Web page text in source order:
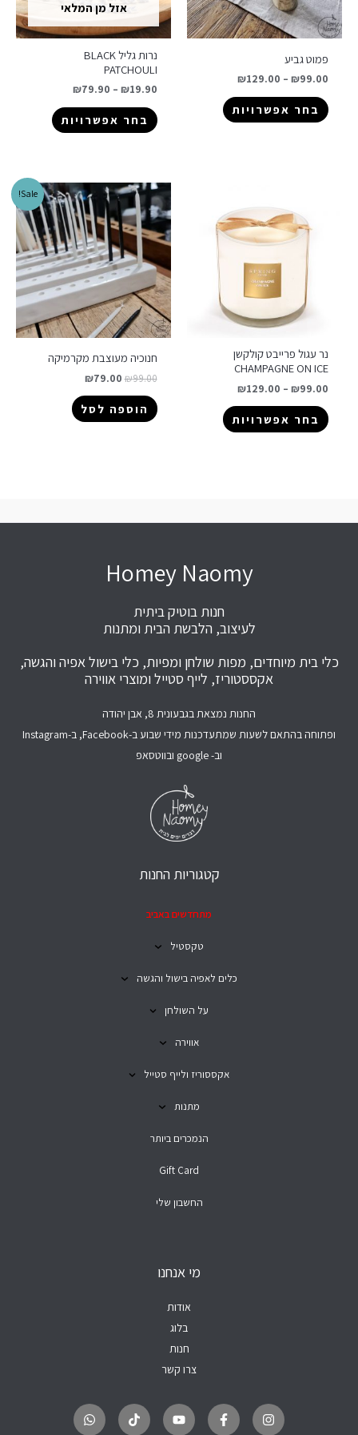
פמוט גביע
₪99.00
–
₪129.00
בחר אפשרויות
אזל מן המלאי
נרות גליל BLACK
PATCHOULI
₪19.90
–
₪79.90
בחר אפשרויות
נר עגול פרייבט קולקשן
CHAMPAGNE ON ICE
₪99.00
–
₪129.00
בחר אפשרויות
Sale!
חנוכיה מעוצבת מקרמיקה
₪99.00
₪79.00
הוספה לסל
Homey Naomy
חנות בוטיק ביתית
לעיצוב, הלבשת הבית ומתנות
כלי בית מיוחדים, מפות שולחן ומפיות, כלי בישול אפיה והגשה,
אקססטוריז, לייף סטייל ומוצרי אווירה
החנות נמצאת בגבעונית 8, אבן יהודה
ופתוחה בהתאם לשעות שמתעדכנות מידי שבוע ב-Facebook, ב-Instagram
וב- google ובווטסאפ
קטגוריות החנות
מתחדשים באביב
טקסטיל
כלים לאפיה בישול והגשה
על השולחן
אווירה
אקססוריז ולייף סטייל
מתנות
הנמכרים ביותר
Gift Card
החשבון שלי
מי אנחנו
אודות
בלוג
חנות
צרו קשר
I
n
s
F
a
c
Y
o
u
T
i
k
W
h
a